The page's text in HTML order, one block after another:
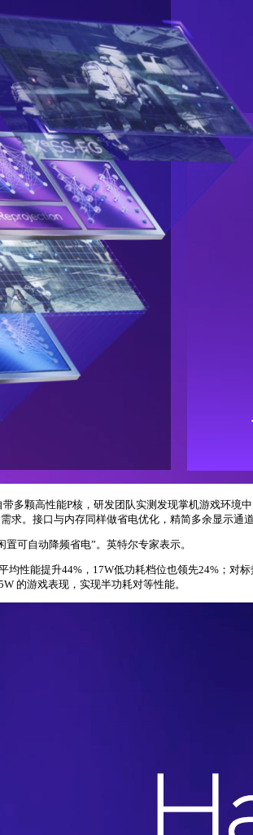
多颗高性能P核，研发团队实测发现掌机游戏环
求。接口与内存同样做省电优化，精简多余显示通
可自动降频省电”。英特尔专家表示。
均性能提升44%，17W低功耗档位也领先24%；
的游戏表现，实现半功耗对等性能。